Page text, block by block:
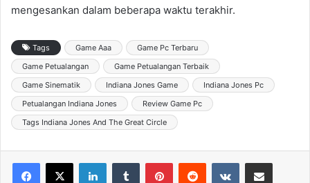
mengesankan dalam beberapa waktu terakhir.
Tags Game Aaa
Game Pc Terbaru
Game Petualangan
Game Petualangan Terbaik
Game Sinematik
Indiana Jones Game
Indiana Jones Pc
Petualangan Indiana Jones
Review Game Pc
Tags Indiana Jones And The Great Circle